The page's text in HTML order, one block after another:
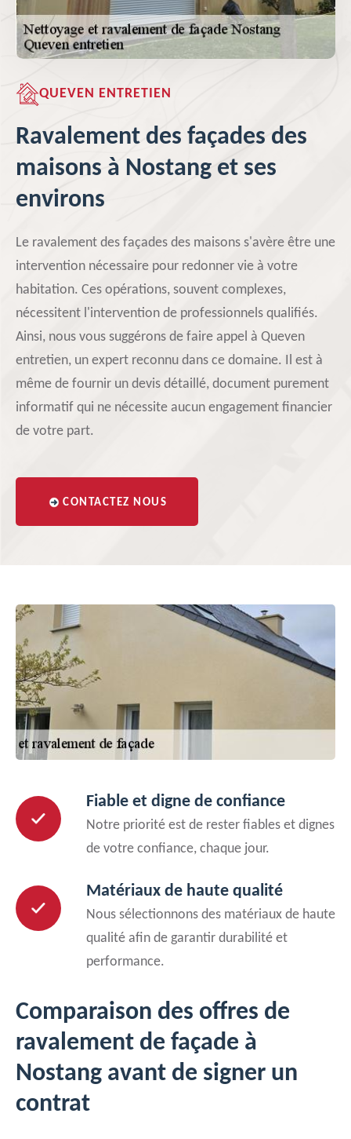
QUEVEN ENTRETIEN
Ravalement des façades des
maisons à Nostang et ses
environs
Le ravalement des façades des maisons s'avère être une
intervention nécessaire pour redonner vie à votre
habitation. Ces opérations, souvent complexes,
nécessitent l'intervention de professionnels qualifiés.
Ainsi, nous vous suggérons de faire appel à Queven
entretien, un expert reconnu dans ce domaine. Il est à
même de fournir un devis détaillé, document purement
informatif qui ne nécessite aucun engagement financier
de votre part.
CONTACTEZ NOUS
Fiable et digne de confiance
Notre priorité est de rester fiables et dignes
de votre confiance, chaque jour.
Matériaux de haute qualité
Nous sélectionnons des matériaux de haute
qualité afin de garantir durabilité et
performance.
Comparaison des offres de
ravalement de façade à
Nostang avant de signer un
contrat